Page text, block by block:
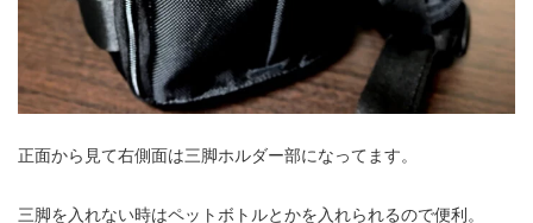
正面から見て右側面は三脚ホルダー部になってます。
三脚を入れない時はペットボトルとかを入れられるので便利。